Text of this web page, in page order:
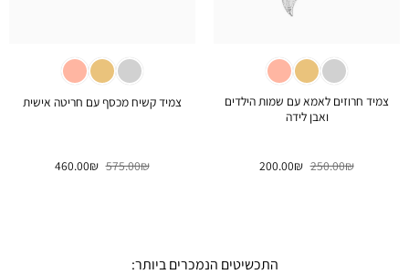
צמיד חרוזים לאמא עם שמות הילדים
ואבן לידה
250.00₪ המחיר
המקורי
200.00₪ המחיר
צמיד קשיח מכסף עם חריטה אישית
575.00₪ המחיר
המקורי
460.00₪ המחיר
התכשיטים הנמכרים ביותר: